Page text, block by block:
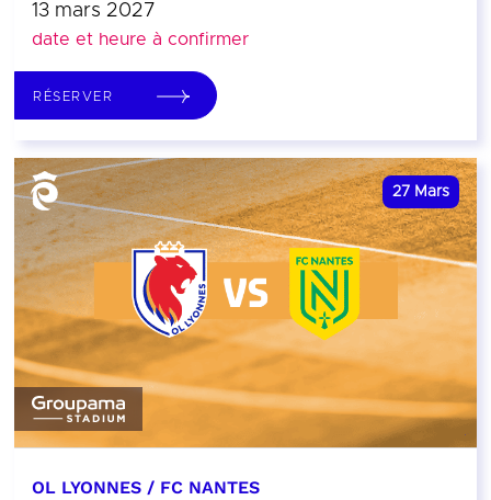
13 mars 2027
date et heure à confirmer
RÉSERVER
27 Mars
OL LYONNES / FC NANTES